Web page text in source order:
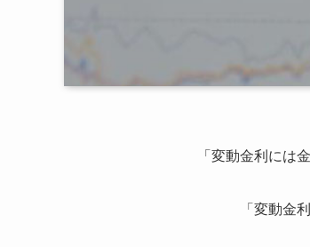
「変動金利には
「変動金